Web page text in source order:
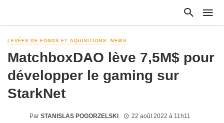
LEVÉES DE FONDS ET AQUISITIONS NEWS
MatchboxDAO lève 7,5M$ pour
développer le gaming sur
StarkNet
Par STANISLAS POGORZELSKI 22 août 2022 à 11h11